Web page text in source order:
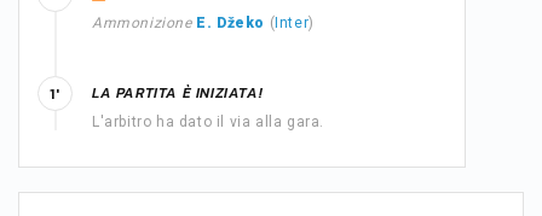
Ammonizione E. Džeko ( Inter)
LA PARTITA È INIZIATA!
L'arbitro ha dato il via alla gara.
1'